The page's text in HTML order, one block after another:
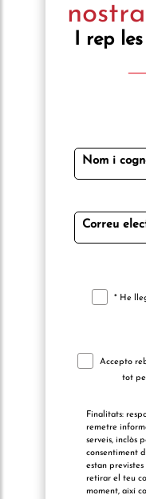
I rep
Nom i
Correu
* He
Accepto
tot
Finalitats:
remetre
serveis, inclòs
consentiment
estan previstes
retirar el teu
moment, així